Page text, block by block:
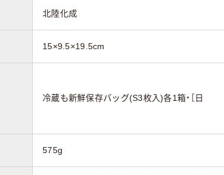
北陸化成
15×9.5×19.5cm
冷蔵も新鮮保存バッグ(S3枚入)各1箱・［日
575g